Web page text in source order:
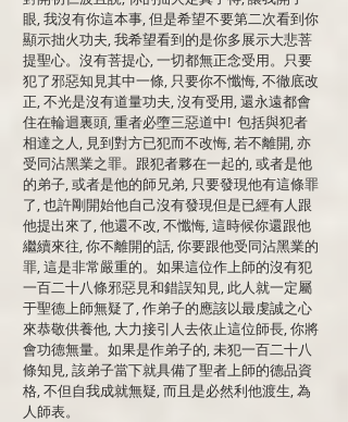
眼, 我沒有你這本事, 但是希望不要第二次看到你
顯示拙火功夫, 我希望看到的是你多展示大悲菩
提聖心。沒有菩提心, 一切都無正念受用。只要
犯了邪惡知見其中一條, 只要你不懺悔, 不徹底改
正, 不光是沒有道量功夫, 沒有受用, 還永遠都會
住在輪迴裏頭, 重者必墮三惡道中! 包括與犯者
相達之人, 見到對方已犯而不改悔, 若不離開, 亦
受同沾黑業之罪。跟犯者夥在一起的, 或者是他
的弟子, 或者是他的師兄弟, 只要發現他有這條罪
了, 也許剛開始他自己沒有發現但是已經有人跟
他提出來了, 他還不改, 不懺悔, 這時候你還跟他
繼續來往, 你不離開的話, 你要跟他受同沾黑業的
罪, 這是非常嚴重的。如果這位作上師的沒有犯
一百二十八條邪惡見和錯誤知見, 此人就一定屬
于聖德上師無疑了, 作弟子的應該以最虔誠之心
來恭敬供養他, 大力接引人去依止這位師長, 你將
會功德無量。如果是作弟子的, 未犯一百二十八
條知見, 該弟子當下就具備了聖者上師的德品資
格, 不但自我成就無疑, 而且是必然利他渡生, 為
人師表。